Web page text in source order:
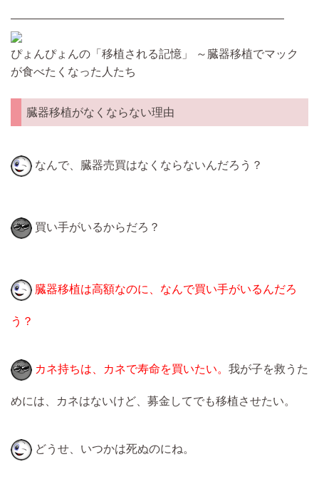
————————————————————————
ぴょんぴょんの「移植される記憶」 ～臓器移植でマック
が食べたくなった人たち
臓器移植がなくならない理由
なんで、臓器売買はなくならないんだろう？
買い手がいるからだろ？
臓器移植は高額なのに、なんで買い手がいるんだろ
う？
カネ持ちは、カネで寿命を買いたい。 我が子を救うた
めには、カネはないけど、募金してでも移植させたい。
どうせ、いつかは死ぬのにね。